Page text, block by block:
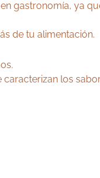
gastronomía, ya
de tu alimentación.
los